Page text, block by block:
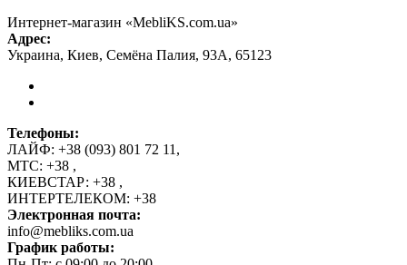
Интернет-магазин «MebliKS.com.ua»
Адрес:
Украина, Киев, Семёна Палия, 93А, 65123
Телефоны:
ЛАЙФ: +38 (093) 801 72 11 ,
МТС: +38 ,
КИЕВСТАР: +38 ,
ИНТЕРТЕЛЕКОМ: +38
Электронная почта:
info@mebliks.com.ua
График работы: